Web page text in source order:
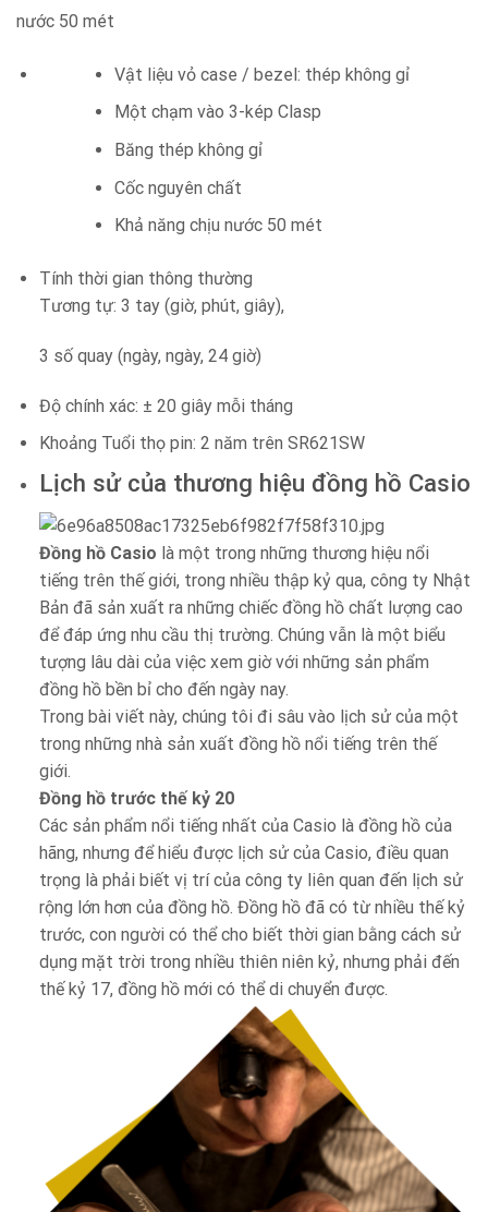
nước 50 mét
Vật liệu vỏ case / bezel: thép không gỉ
Một chạm vào 3-kép Clasp
Băng thép không gỉ
Cốc nguyên chất
Khả năng chịu nước 50 mét
Tính thời gian thông thường
Tương tự: 3 tay (giờ, phút, giây),
3 số quay (ngày, ngày, 24 giờ)
Độ chính xác: ± 20 giây mỗi tháng
Khoảng Tuổi thọ pin: 2 năm trên SR621SW
Lịch sử của thương hiệu đồng hồ Casio
Đồng hồ Casio là một trong những thương hiệu nổi
tiếng trên thế giới, trong nhiều thập kỷ qua, công ty Nhật
Bản đã sản xuất ra những chiếc đồng hồ chất lượng cao
để đáp ứng nhu cầu thị trường. Chúng vẫn là một biểu
tượng lâu dài của việc xem giờ với những sản phẩm
đồng hồ bền bỉ cho đến ngày nay.
Trong bài viết này, chúng tôi đi sâu vào lịch sử của một
trong những nhà sản xuất đồng hồ nổi tiếng trên thế
giới.
Đồng hồ trước thế kỷ 20
Các sản phẩm nổi tiếng nhất của Casio là đồng hồ của
hãng, nhưng để hiểu được lịch sử của Casio, điều quan
trọng là phải biết vị trí của công ty liên quan đến lịch sử
rộng lớn hơn của đồng hồ. Đồng hồ đã có từ nhiều thế kỷ
trước, con người có thể cho biết thời gian bằng cách sử
dụng mặt trời trong nhiều thiên niên kỷ, nhưng phải đến
thế kỷ 17, đồng hồ mới có thể di chuyển được.